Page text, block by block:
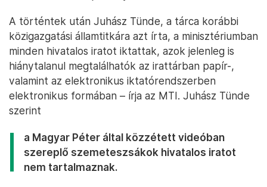
A történtek után Juhász Tünde, a tárca korábbi
közigazgatási államtitkára azt írta, a minisztériumban
minden hivatalos iratot iktattak, azok jelenleg is
hiánytalanul megtalálhatók az irattárban papír-,
valamint az elektronikus iktatórendszerben
elektronikus formában – írja az MTI. Juhász Tünde
szerint
a Magyar Péter által közzétett videóban
szereplő szemeteszsákok hivatalos iratot
nem tartalmaznak.